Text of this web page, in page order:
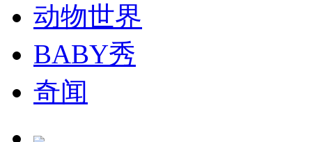
司机酒驾遇交警 急速倒车逃窜
动物世界
BABY秀
奇闻